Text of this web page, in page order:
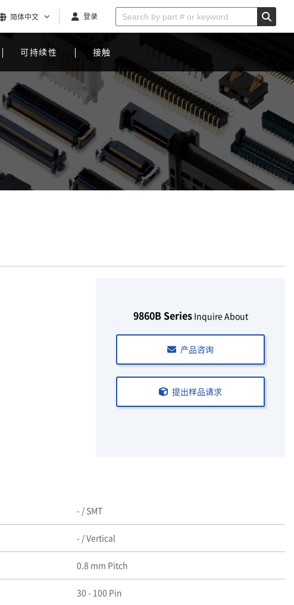
简体中文 登录
可持续性 接触
9860B SeriesInquire About
产品咨询
提出样品请求
- / SMT
- / Vertical
0.8 mm Pitch
30 - 100 Pin